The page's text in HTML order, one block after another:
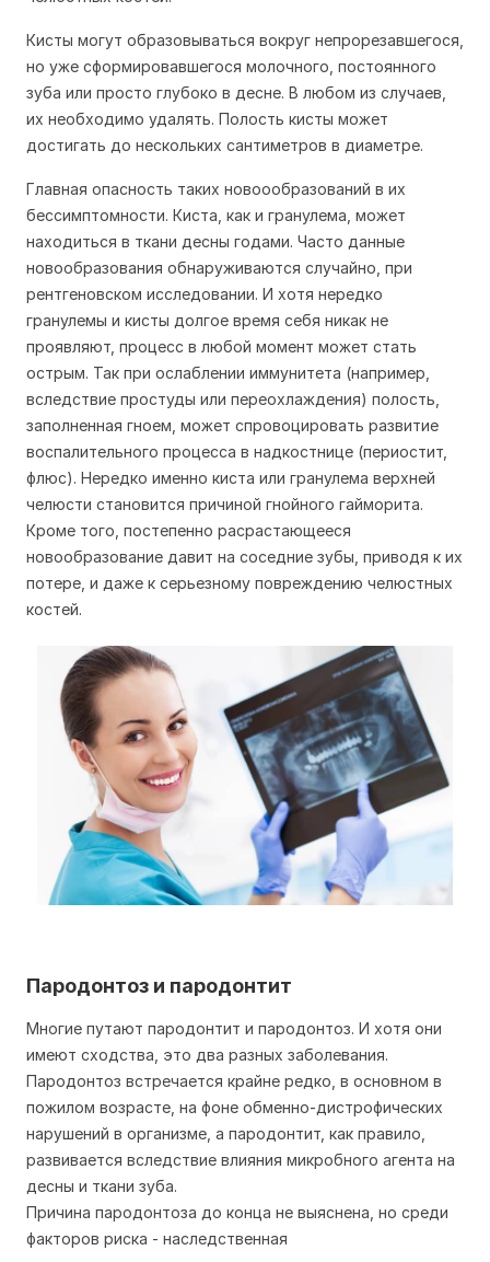
Кисты могут образовываться вокруг непрорезавшегося,
но уже сформировавшегося молочного, постоянного
зуба или просто глубоко в десне. В любом из случаев,
их необходимо удалять. Полость кисты может
достигать до нескольких сантиметров в диаметре.
Главная опасность таких новоообразований в их
бессимптомности. Киста, как и гранулема, может
находиться в ткани десны годами. Часто данные
новообразования обнаруживаются случайно, при
рентгеновском исследовании. И хотя нередко
гранулемы и кисты долгое время себя никак не
проявляют, процесс в любой момент может стать
острым. Так при ослаблении иммунитета (например,
вследствие простуды или переохлаждения) полость,
заполненная гноем, может спровоцировать развитие
воспалительного процесса в надкостнице (периостит,
флюс). Нередко именно киста или гранулема верхней
челюсти становится причиной гнойного гайморита.
Кроме того, постепенно расрастающееся
новообразование давит на соседние зубы, приводя к их
потере, и даже к серьезному повреждению челюстных
костей.
Пародонтоз и пародонтит
Многие путают пародонтит и пародонтоз. И хотя они
имеют сходства, это два разных заболевания.
Пародонтоз встречается крайне редко, в основном в
пожилом возрасте, на фоне обменно-дистрофических
нарушений в организме, а пародонтит, как правило,
развивается вследствие влияния микробного агента на
десны и ткани зуба.
Причина пародонтоза до конца не выяснена, но среди
факторов риска - наследственная